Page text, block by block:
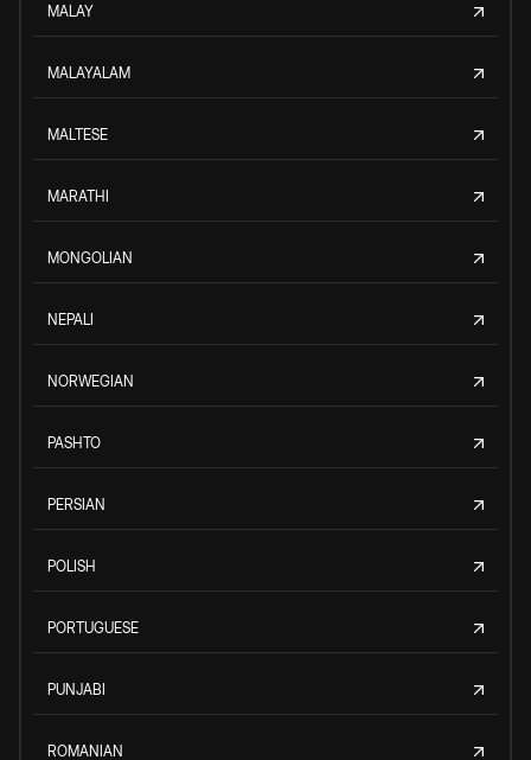
MALAY
MALAYALAM
MALTESE
MARATHI
MONGOLIAN
NEPALI
NORWEGIAN
PASHTO
PERSIAN
POLISH
PORTUGUESE
PUNJABI
ROMANIAN